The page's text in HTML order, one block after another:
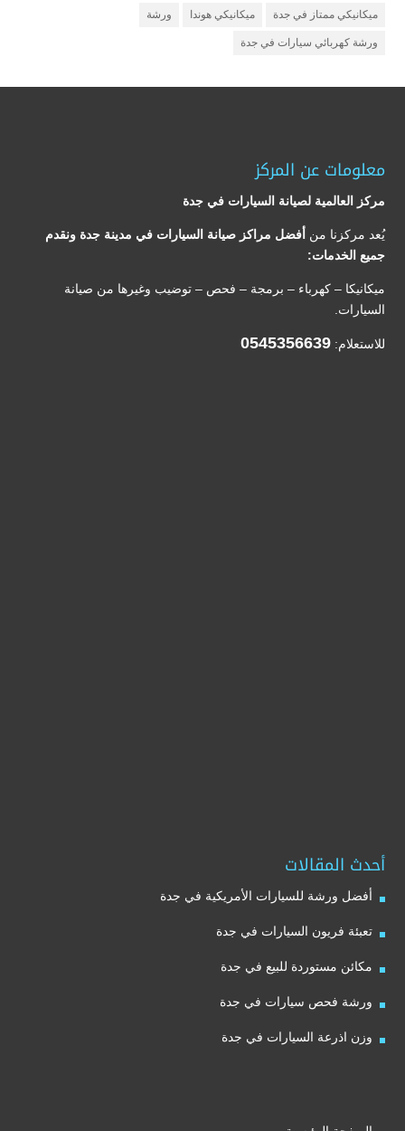
ميكانيكي ممتاز في جدة ميكانيكي هوندا ورشة
ورشة كهربائي سيارات في جدة
معلومات عن المركز
مركز العالمية لصيانة السيارات في جدة
يُعد مركزنا من أفضل مراكز صيانة السيارات في مدينة جدة ونقدم
جميع الخدمات:
ميكانيكا – كهرباء – برمجة – فحص – توضيب وغيرها من صيانة
السيارات.
للاستعلام: 0545356639
أحدث المقالات
أفضل ورشة للسيارات الأمريكية في جدة
تعبئة فريون السيارات في جدة
مكائن مستوردة للبيع في جدة
ورشة فحص سيارات في جدة
وزن اذرعة السيارات في جدة